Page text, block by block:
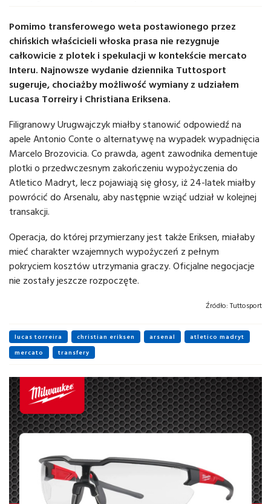
Pomimo transferowego weta postawionego przez
chińskich właścicieli włoska prasa nie rezygnuje
całkowicie z plotek i spekulacji w kontekście mercato
Interu. Najnowsze wydanie dziennika Tuttosport
sugeruje, chociażby możliwość wymiany z udziałem
Lucasa Torreiry i Christiana Eriksena.
Filigranowy Urugwajczyk miałby stanowić odpowiedź na
apele Antonio Conte o alternatywę na wypadek wypadnięcia
Marcelo Brozovicia. Co prawda, agent zawodnika dementuje
plotki o przedwczesnym zakończeniu wypożyczenia do
Atletico Madryt, lecz pojawiają się głosy, iż 24-latek miałby
powrócić do Arsenalu, aby następnie wziąć udział w kolejnej
transakcji.
Operacja, do której przymierzany jest także Eriksen, miałaby
mieć charakter wzajemnych wypożyczeń z pełnym
pokryciem kosztów utrzymania graczy. Oficjalne negocjacje
nie zostały jeszcze rozpoczęte.
Źródło:Tuttosport
lucas torreira christian eriksen arsenal
atletico madryt
mercato
transfery